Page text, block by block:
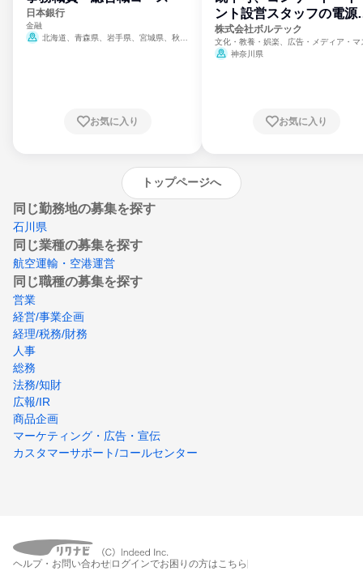
日本銀行
金融
北海道、青森県、岩手県、宮城県、秋田
崎県、熊本県、大分県、宮崎県、鹿児島県、
お気に入り
ント設営スタッフの電源
門
株式会社ボルテック
文化・教養・娯楽、広告・メディア・マ
ミ、電力・ガス・水道・エネルギー
神奈川県
お気に入り
トップページへ
同じ勤務地の募集を探す
石川県
同じ業種の募集を探す
航空運輸・空港運営
同じ職種の募集を探す
営業
経営/事業企画
経理/税務/財務
人事
総務
法務/知財
広報/IR
商品企画
マーケティング・広告・宣伝
カスタマーサポート/コールセンター
ヘルプ・お問い合わせ ログインでお困りの方はこちら